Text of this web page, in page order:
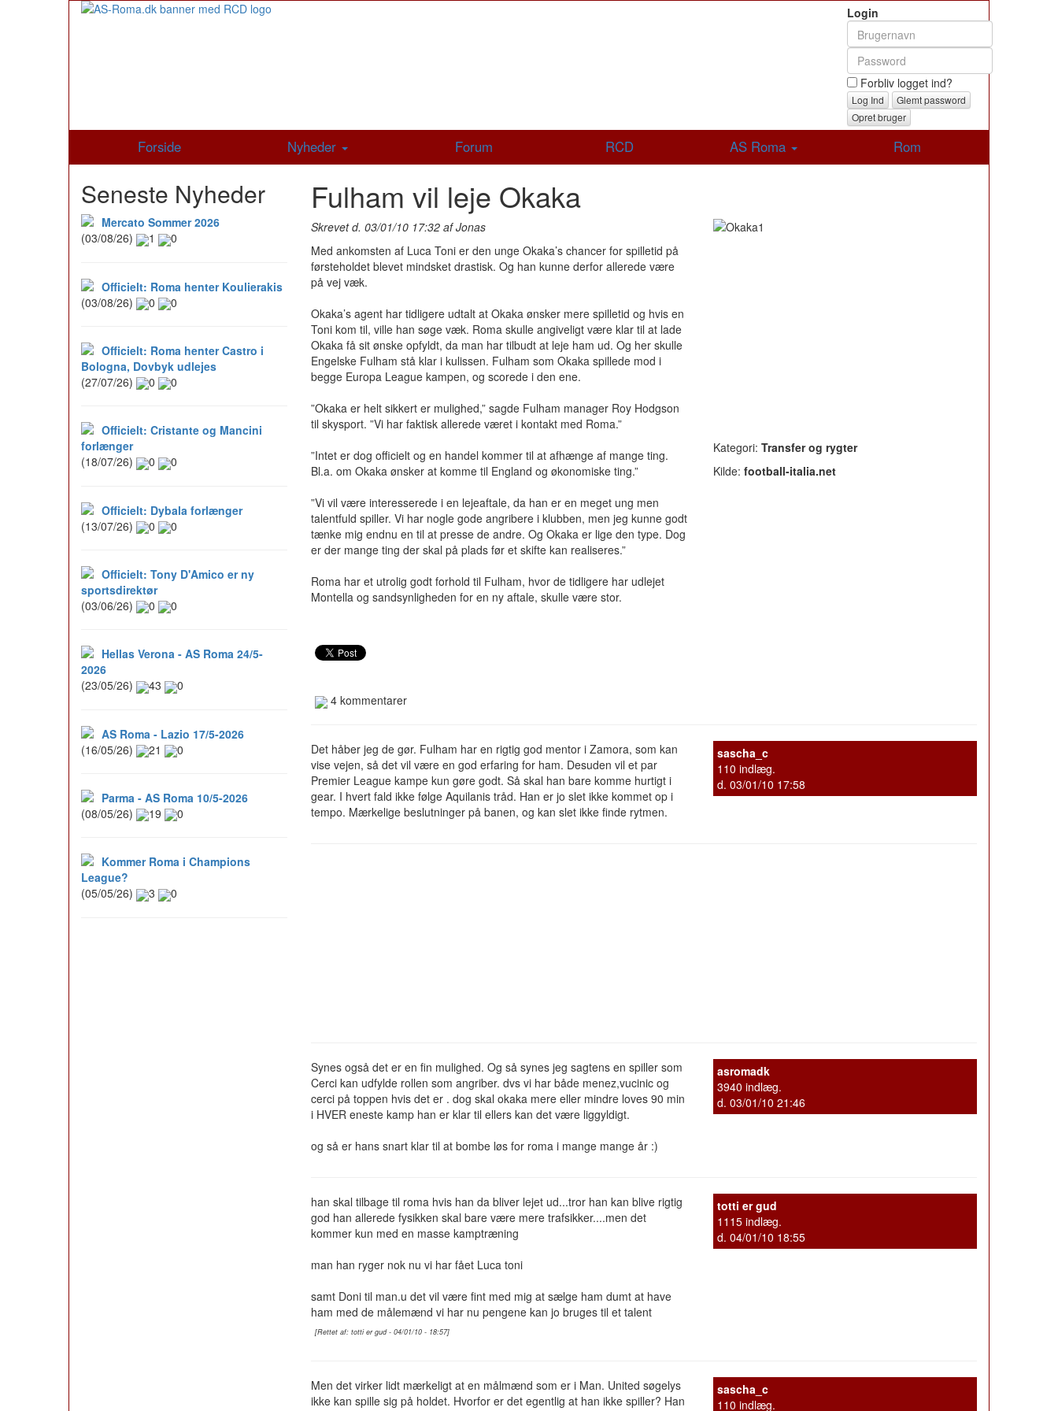
Login
Forbliv logget ind?
Glemt password
Opret bruger
Forside Nyheder Forum RCD AS Roma Rom
Fulham vil leje Okaka
Kategori: Transfer og rygter
Kilde: football-italia.net
Skrevet d. 03/01/10 17:32 af Jonas
Med ankomsten af Luca Toni er den unge Okaka’s chancer for spilletid på
førsteholdet blevet mindsket drastisk. Og han kunne derfor allerede være
på vej væk.
Okaka’s agent har tidligere udtalt at Okaka ønsker mere spilletid og hvis en
Toni kom til, ville han søge væk. Roma skulle angiveligt være klar til at lade
Okaka få sit ønske opfyldt, da man har tilbudt at leje ham ud. Og her skulle
Engelske Fulham stå klar i kulissen. Fulham som Okaka spillede mod i
begge Europa League kampen, og scorede i den ene.
”Okaka er helt sikkert er mulighed,” sagde Fulham manager Roy Hodgson
til skysport. ”Vi har faktisk allerede været i kontakt med Roma.”
”Intet er dog officielt og en handel kommer til at afhænge af mange ting.
Bl.a. om Okaka ønsker at komme til England og økonomiske ting.”
”Vi vil være interesserede i en lejeaftale, da han er en meget ung men
talentfuld spiller. Vi har nogle gode angribere i klubben, men jeg kunne godt
tænke mig endnu en til at presse de andre. Og Okaka er lige den type. Dog
er der mange ting der skal på plads før et skifte kan realiseres.”
Roma har et utrolig godt forhold til Fulham, hvor de tidligere har udlejet
Montella og sandsynligheden for en ny aftale, skulle være stor.
4 kommentarer
sascha_c
110 indlæg.
d. 03/01/10 17:58
Det håber jeg de gør. Fulham har en rigtig god mentor i Zamora, som kan
vise vejen, så det vil være en god erfaring for ham. Desuden vil et par
Premier League kampe kun gøre godt. Så skal han bare komme hurtigt i
gear. I hvert fald ikke følge Aquilanis tråd. Han er jo slet ikke kommet op i
tempo. Mærkelige beslutninger på banen, og kan slet ikke finde rytmen.
asromadk
3940 indlæg.
d. 03/01/10 21:46
Synes også det er en fin mulighed. Og så synes jeg sagtens en spiller som
Cerci kan udfylde rollen som angriber. dvs vi har både menez,vucinic og
cerci på toppen hvis det er . dog skal okaka mere eller mindre loves 90 min
i HVER eneste kamp han er klar til ellers kan det være liggyldigt.
og så er hans snart klar til at bombe løs for roma i mange mange år :)
totti er gud
1115 indlæg.
d. 04/01/10 18:55
han skal tilbage til roma hvis han da bliver lejet ud...tror han kan blive rigtig
god han allerede fysikken skal bare være mere trafsikker....men det
kommer kun med en masse kamptræning
man han ryger nok nu vi har fået Luca toni
samt Doni til man.u det vil være fint med mig at sælge ham dumt at have
ham med de målemænd vi har nu pengene kan jo bruges til et talent
[Rettet af: totti er gud - 04/01/10 - 18:57]
sascha_c
110 indlæg.
Men det virker lidt mærkeligt at en målmænd som er i Man. United søgelys
ikke kan spille sig på holdet. Hvorfor er det egentlig at han ikke spiller? Han
Seneste Nyheder
Mercato Sommer 2026
(03/08/26)
1 0
Officielt: Roma henter Koulierakis
(03/08/26)
0 0
Officielt: Roma henter Castro i
Bologna, Dovbyk udlejes
(27/07/26)
0 0
Officielt: Cristante og Mancini
forlænger
(18/07/26)
0 0
Officielt: Dybala forlænger
(13/07/26)
0 0
Officielt: Tony D'Amico er ny
sportsdirektør
(03/06/26)
0 0
Hellas Verona - AS Roma 24/5-
2026
(23/05/26)
43 0
AS Roma - Lazio 17/5-2026
(16/05/26)
21 0
Parma - AS Roma 10/5-2026
(08/05/26)
19 0
Kommer Roma i Champions
League?
(05/05/26)
3 0